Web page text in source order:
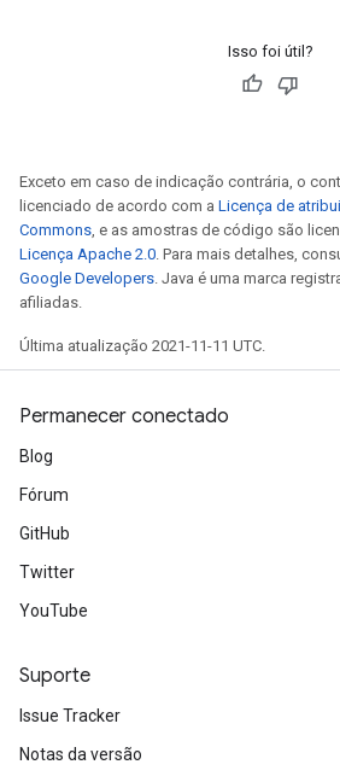
Isso foi útil?
Exceto em caso de indicação contrária, o
licenciado de acordo com a Licença de
Commons , e as amostras de código são
Licença Apache 2.0 . Para mais detalhes,
Google Developers . Java é uma marca
afiliadas.
Última atualização 2021-11-11 UTC.
Permanecer conectado
Blog
Fórum
GitHub
Twitter
YouTube
Suporte
Issue Tracker
Notas da versão